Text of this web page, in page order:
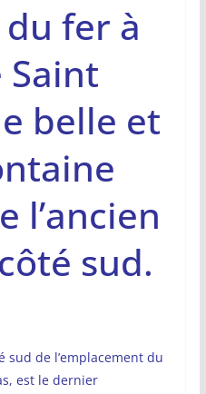
fer à
Saint
belle et
l’ancien
sud.
sud de l’emplacement du
est le dernier